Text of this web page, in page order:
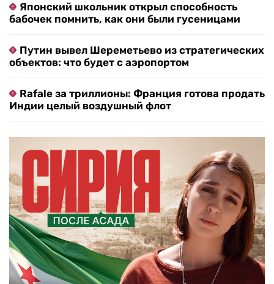
Японский школьник открыл способность
бабочек помнить, как они были гусеницами
Путин вывел Шереметьево из стратегических
объектов: что будет с аэропортом
Rafale за триллионы: Франция готова продать
Индии целый воздушный флот